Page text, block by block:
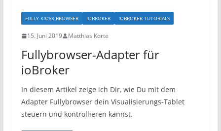
FULLY KIOSK BROWSER IOBROKER IOBROKER TUTORIALS
15. Juni 2019 Matthias Korte
Fullybrowser-Adapter für
ioBroker
In diesem Artikel zeige ich Dir, wie Du mit dem
Adapter Fullybrowser dein Visualisierungs-Tablet
steuern und kontrollieren kannst.